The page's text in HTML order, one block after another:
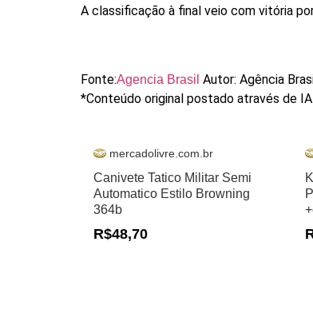
A classificação à final veio com vitória
Fonte:Agencia BrasilAutor: Agência
*Conteúdo original postado através de IA
mercadolivre.com.br
Canivete Tatico Militar Semi
Automatico Estilo Browning
364b
R$48,70